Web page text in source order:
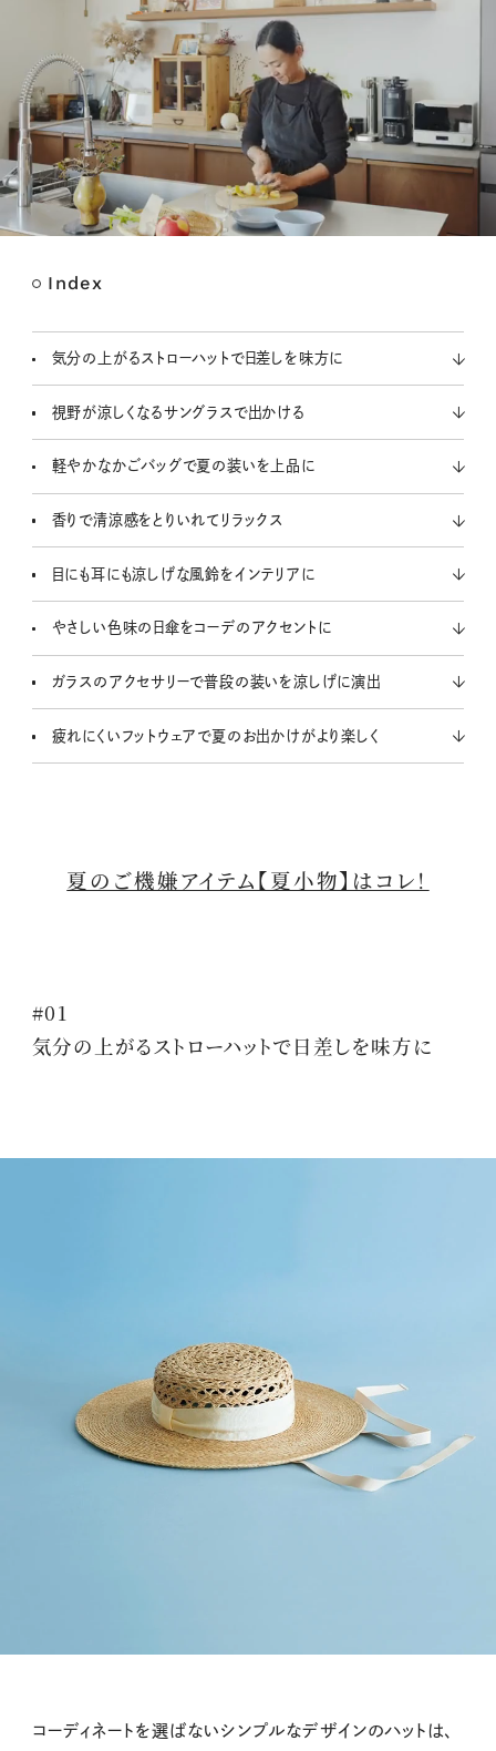
Index
気分の上がるストローハットで日差しを味方に
視野が涼しくなるサングラスで出かける
軽やかなかごバッグで夏の装いを上品に
香りで清涼感をとりいれてリラックス
目にも耳にも涼しげな風鈴をインテリアに
やさしい色味の日傘をコーデのアクセントに
ガラスのアクセサリーで普段の装いを涼しげに演出
疲れにくいフットウェアで夏のお出かけがより楽しく
夏のご機嫌アイテム【夏小物】はコレ！
#01
気分の上がるストローハットで日差しを味方に
コーディネートを選ばないシンプルなデザインのハットは、